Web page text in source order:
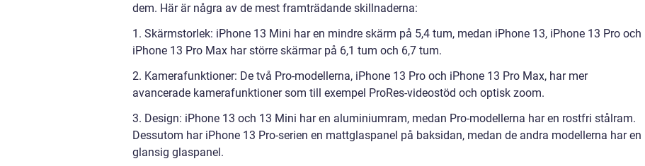
dem. Här är några av de mest framträdande skillnaderna:
1. Skärmstorlek: iPhone 13 Mini har en mindre skärm på 5,4 tum, medan iPhone 13, iPhone 13 Pro och
iPhone 13 Pro Max har större skärmar på 6,1 tum och 6,7 tum.
2. Kamerafunktioner: De två Pro-modellerna, iPhone 13 Pro och iPhone 13 Pro Max, har mer
avancerade kamerafunktioner som till exempel ProRes-videostöd och optisk zoom.
3. Design: iPhone 13 och 13 Mini har en aluminiumram, medan Pro-modellerna har en rostfri stålram.
Dessutom har iPhone 13 Pro-serien en mattglaspanel på baksidan, medan de andra modellerna har en
glansig glaspanel.